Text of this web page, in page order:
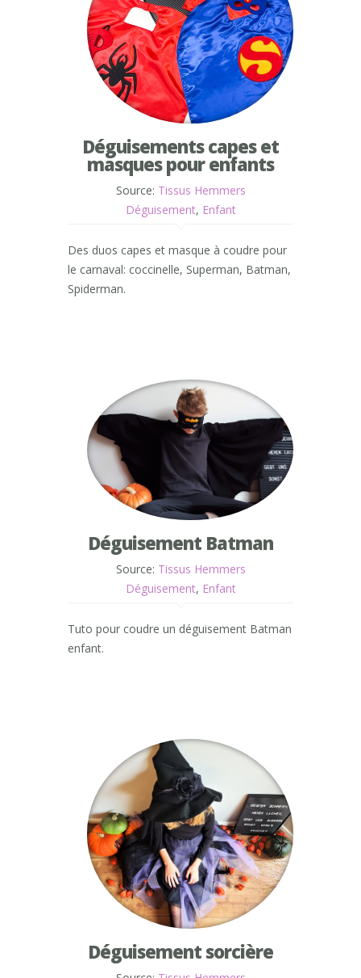
Déguisements capes et
masques pour enfants
Source: Tissus Hemmers
Déguisement, Enfant
Des duos capes et masque à coudre pour
le carnaval: coccinelle, Superman, Batman,
Spiderman.
Déguisement Batman
Source: Tissus Hemmers
Déguisement, Enfant
Tuto pour coudre un déguisement Batman
enfant.
Déguisement sorcière